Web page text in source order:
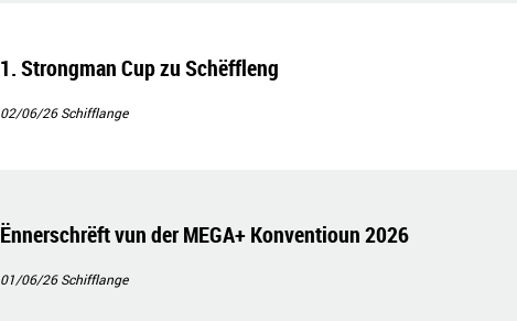
1. Strongman Cup zu Schëffleng
02/06/26Schifflange
Ënnerschrëft vun der MEGA+ Konventioun 2026
01/06/26Schifflange